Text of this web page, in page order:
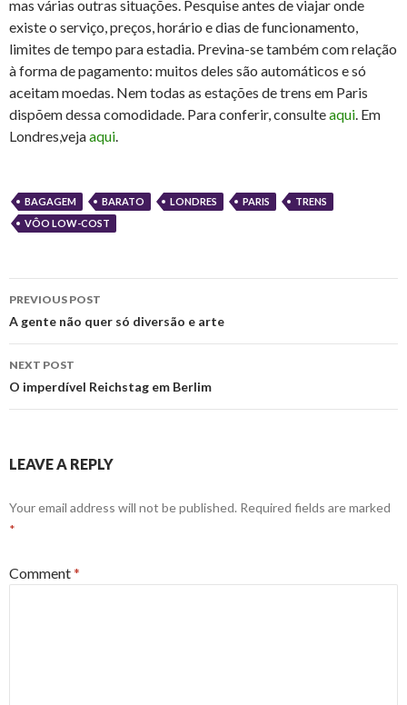
mas várias outras situações. Pesquise antes de viajar onde
existe o serviço, preços, horário e dias de funcionamento,
limites de tempo para estadia. Previna-se também com relação
à forma de pagamento: muitos deles são automáticos e só
aceitam moedas. Nem todas as estações de trens em Paris
dispõem dessa comodidade. Para conferir, consulteaqui. Em
Londres,vejaaqui.
BAGAGEM BARATO LONDRES PARIS
TRENS
VÔO LOW-COST
Post
navigation
PREVIOUS POST
A gente não quer só diversão e arte
NEXT POST
O imperdível Reichstag em Berlim
LEAVE A REPLY
Your email address will not be published. Required fields are marked
*
Comment*